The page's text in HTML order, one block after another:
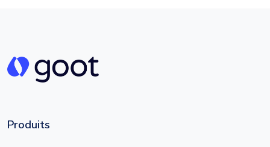
Produits